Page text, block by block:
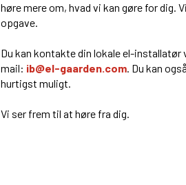
høre mere om, hvad vi kan gøre for dig.
opgave.
Du kan kontakte din lokale el-installatør
mail: ib@el-gaarden.com. Du kan
hurtigst muligt.
Vi ser frem til at høre fra dig.​